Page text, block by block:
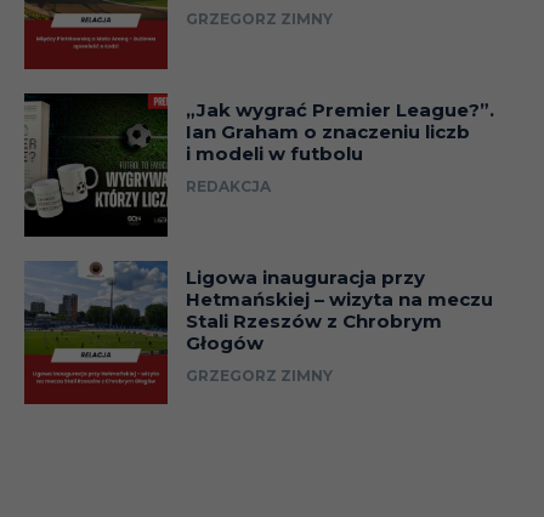
GRZEGORZ ZIMNY
„Jak wygrać Premier League?”.
Ian Graham o znaczeniu liczb
i modeli w futbolu
REDAKCJA
Ligowa inauguracja przy
Hetmańskiej – wizyta na meczu
Stali Rzeszów z Chrobrym
Głogów
GRZEGORZ ZIMNY